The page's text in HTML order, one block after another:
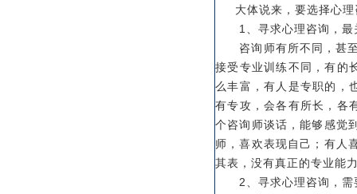
大体说来，要选择心理
1、寻求心理咨询，最
咨询师有所不同，甚至
接受专业训练不同，有的
么丰富，有人是专职的，
有专攻，会各有所长，各
个咨询师谈话，能够感觉
师，喜欢表现自己；有人
其表，没有真正的专业能
2、寻求心理咨询，需